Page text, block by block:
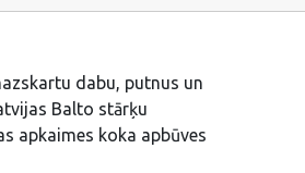
dabu, putnus un
Balto stārķu
apkaimes koka apbūves